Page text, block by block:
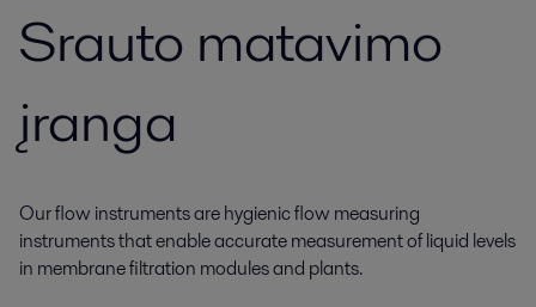
Srauto matavimo
įranga
Our flow instruments are hygienic flow measuring
instruments that enable accurate measurement of liquid levels
in membrane filtration modules and plants.